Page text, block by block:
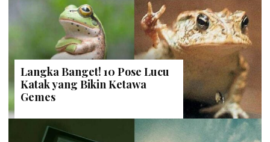
Langka Banget! 10 Pose Lucu
Katak yang Bikin Ketawa
Gemes